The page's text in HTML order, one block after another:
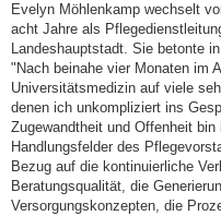
Evelyn Möhlenkamp wechselt
acht Jahre als
Landeshauptstadt. Sie betonte
"Nach beinahe vier Monaten im
Universitätsmedizin auf viele
denen ich unkompliziert ins
Zugewandtheit und Offenheit
Handlungsfelder des
Bezug auf die kontinuierliche
Beratungsqualität, die
Versorgungskonzepten, die